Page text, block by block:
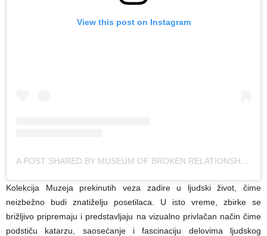
View this post on Instagram
A POST SHARED BY MUSEUM OF BROKEN RELATIONSHIPS (@BROKENSHIPS)
Kolekcija Muzeja prekinutih veza zadire u ljudski život, čime
neizbežno budi znatiželju posetilaca. U isto vreme, zbirke se
brižljivo pripremaju i predstavljaju na vizualno privlačan način čime
podstiču katarzu, saosećanje i fascinaciju delovima ljudskog